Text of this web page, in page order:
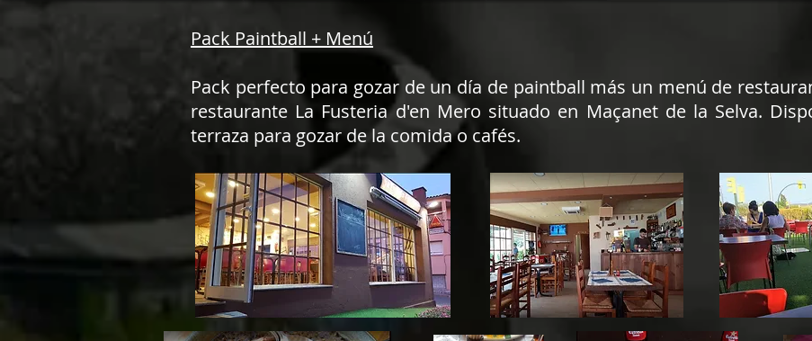
Pack Paintball + Menú
Pack perfecto para gozar de un día de paintball más un menú de
restaurante La Fusteria d'en Mero situado en Maçanet de la Selva.
terraza para gozar de la comida o cafés.